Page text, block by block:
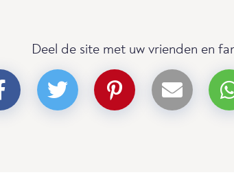
Deel de site met uw vrienden en